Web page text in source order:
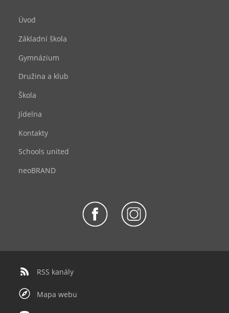
Úvod
Základní škola
Gymnázium
Družina a klub
Škola
Jídelna
Kontakty
Schools united
neoBRAND
RSS kanály
Mapa webu